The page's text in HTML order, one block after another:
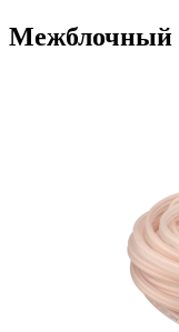
Межблочный